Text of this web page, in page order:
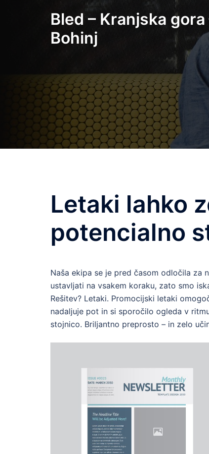
Bled – Kranjska gora
Bohinj
Letaki lahko
potencialno
Naša ekipa se je pred časom odločila za
ustavljati na vsakem koraku, zato smo
Rešitev? Letaki. Promocijski letaki
nadaljuje pot in si sporočilo ogleda v
stojnico. Briljantno preprosto – in zelo